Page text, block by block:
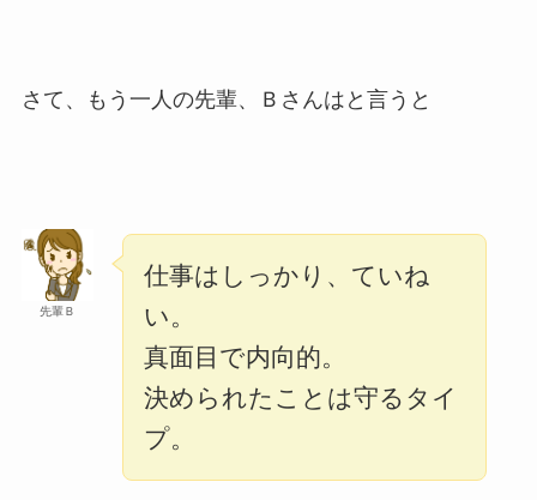
さて、もう一人の先輩、Ｂさんはと言うと
先輩Ｂ
仕事はしっかり、ていね
い。
真面目で内向的。
決められたことは守るタイ
プ。